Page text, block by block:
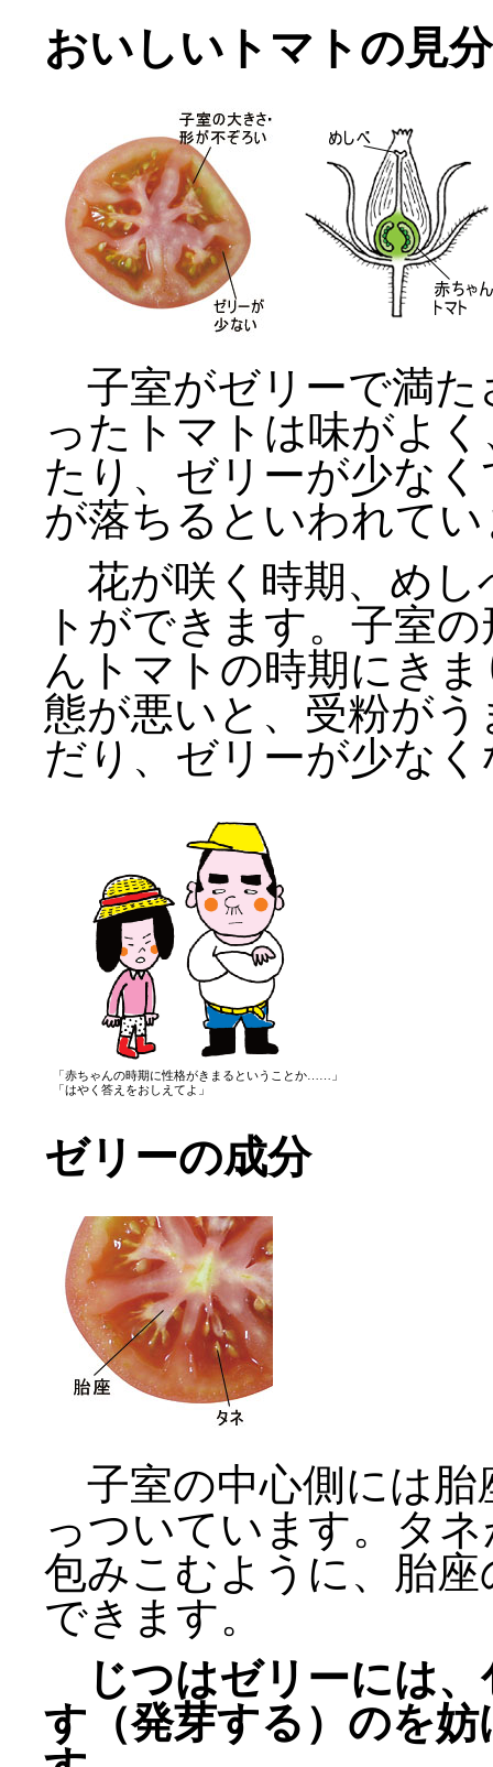
おいしいトマトの見
子室がゼリーで満た
ったトマトは味がよ
たり、ゼリーが少な
が落ちるといわれて
花が咲く時期、めし
トができます。子室
んトマトの時期にき
態が悪いと、受粉が
だり、ゼリーが少な
「赤ちゃんの時期に性格がきまるということか……」
「はやく答えをおしえてよ」
ゼリーの成分
子室の中心側には胎
っついています。タ
包みこむように、胎
できます。
じつはゼリーには、
す（発芽する）のを